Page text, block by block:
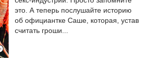
это. А теперь послушайте историю
об официантке Саше, которая, устав
считать гроши...